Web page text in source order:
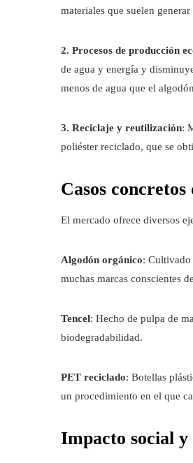
materiales que suelen
2. Procesos de producción
de agua y energía y
menos de agua que el
3. Reciclaje y reutilización:
poliéster reciclado, que se
Casos
El mercado ofrece diversos
Algodón orgánico:
muchas marcas conscientes
Tencel: Hecho de pulpa de
biodegradabilidad.
PET reciclado: Botellas
un procedimiento en el que
Impacto social y